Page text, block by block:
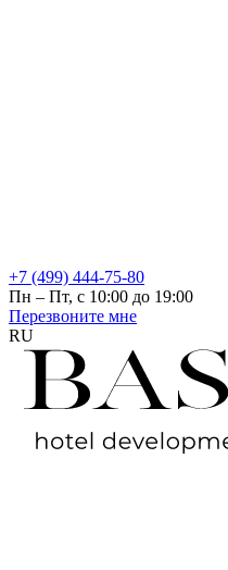
+7 (499) 444-75-80
Пн – Пт, с 10:00 до 19:00
Перезвоните мне
RU